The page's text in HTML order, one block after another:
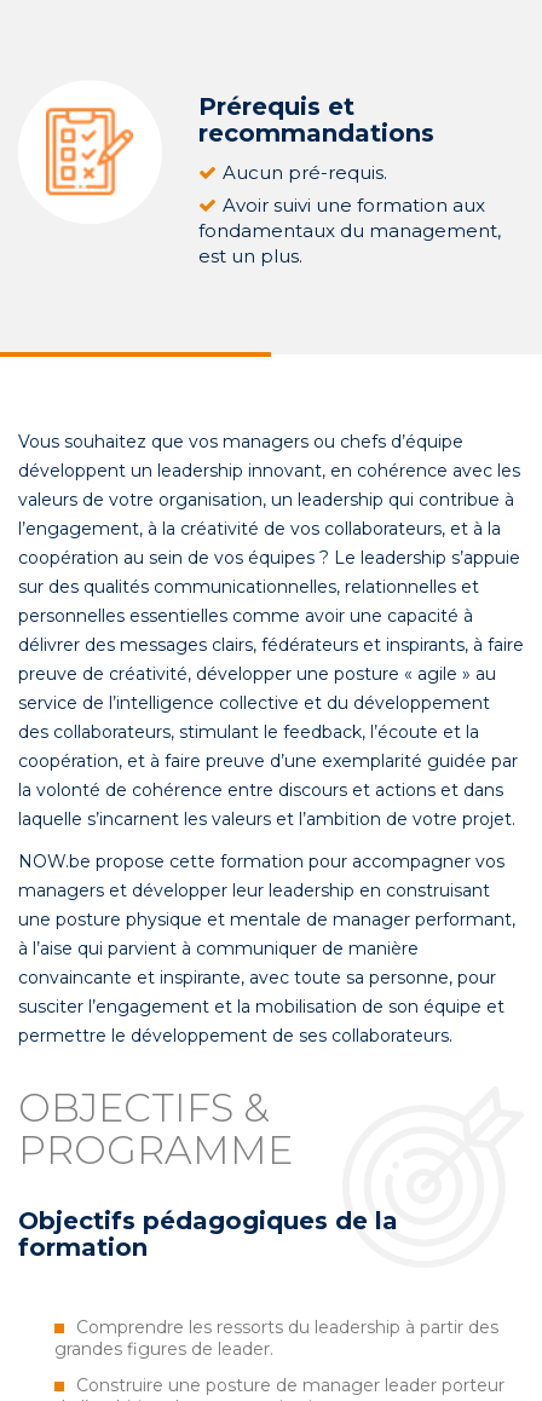
Prérequis et
recommandations
Aucun pré-requis.
Avoir suivi une formation aux
fondamentaux du management,
est un plus.
Vous souhaitez que vos managers ou chefs d’équipe
développent un leadership innovant, en cohérence avec les
valeurs de votre organisation, un leadership qui contribue à
l’engagement, à la créativité de vos collaborateurs, et à la
coopération au sein de vos équipes ? Le leadership s’appuie
sur des qualités communicationnelles, relationnelles et
personnelles essentielles comme avoir une capacité à
délivrer des messages clairs, fédérateurs et inspirants, à faire
preuve de créativité, développer une posture « agile » au
service de l’intelligence collective et du développement
des collaborateurs, stimulant le feedback, l’écoute et la
coopération, et à faire preuve d’une exemplarité guidée par
la volonté de cohérence entre discours et actions et dans
laquelle s’incarnent les valeurs et l’ambition de votre projet.
NOW.be propose cette formation pour accompagner vos
managers et développer leur leadership en construisant
une posture physique et mentale de manager performant,
à l’aise qui parvient à communiquer de manière
convaincante et inspirante, avec toute sa personne, pour
susciter l’engagement et la mobilisation de son équipe et
permettre le développement de ses collaborateurs.
OBJECTIFS &
PROGRAMME
Objectifs pédagogiques de la
formation
Comprendre les ressorts du leadership à partir des
grandes figures de leader.
Construire une posture de manager leader porteur